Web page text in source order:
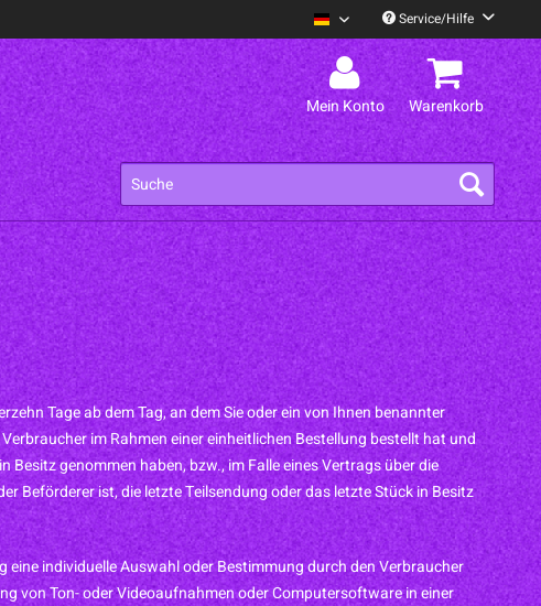
Alex Mofa Gang Deutsch
Service/Hilfe
Mein Konto Warenkorb
Tage ab dem Tag, an dem Sie oder ein von Ihnen benannter
im Rahmen einer einheitlichen Bestellung bestellt hat und
Besitz genommen haben, bzw., im Falle eines Vertrags über die
Beförderer ist, die letzte Teilsendung oder das letzte Stück in Besitz
individuelle Auswahl oder Bestimmung durch den Verbraucher
von Ton- oder Videoaufnahmen oder Computersoftware in einer